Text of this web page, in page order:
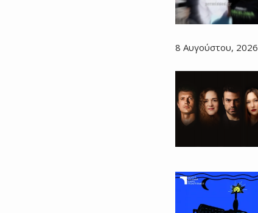
8 Αυγούστου, 2026